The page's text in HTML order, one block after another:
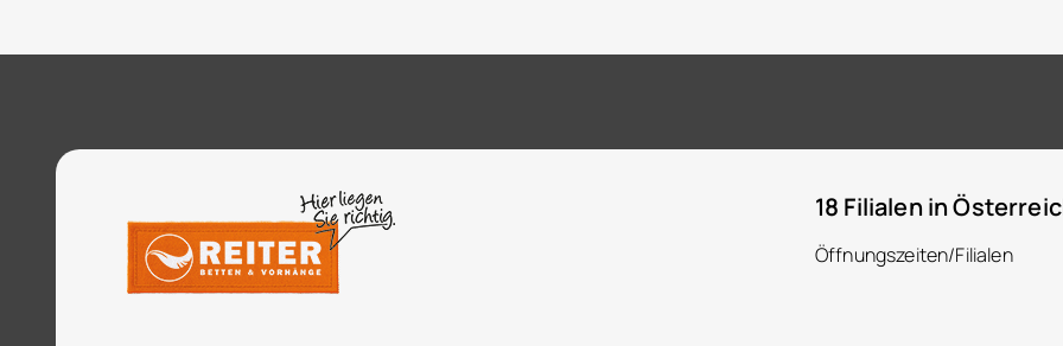
18 Filialen in
Öffnungszeiten/Filialen